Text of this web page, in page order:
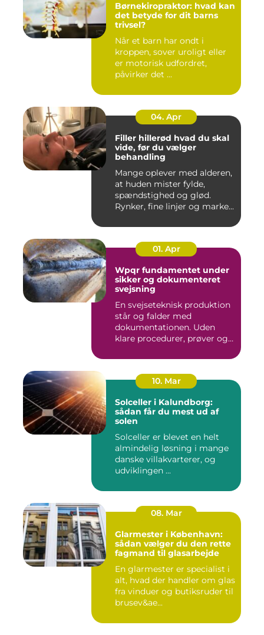
Børnekiropraktor: hvad kan
det betyde for dit barns
trivsel?
Når et barn har ondt i
kroppen, sover uroligt eller
er motorisk udfordret,
påvirker det ...
04. Apr
Filler hillerød hvad du skal
vide, før du vælger
behandling
Mange oplever med alderen,
at huden mister fylde,
spændstighed og glød.
Rynker, fine linjer og marke...
01. Apr
Wpqr fundamentet under
sikker og dokumenteret
svejsning
En svejseteknisk produktion
står og falder med
dokumentationen. Uden
klare procedurer, prøver og
10. Mar
Solceller i Kalundborg:
sådan får du mest ud af
solen
Solceller er blevet en helt
almindelig løsning i mange
danske villakvarterer, og
udviklingen ...
08. Mar
Glarmester i København:
sådan vælger du den rette
fagmand til glasarbejde
En glarmester er specialist i
alt, hvad der handler om glas
fra vinduer og butiksruder til
brusev&ae...